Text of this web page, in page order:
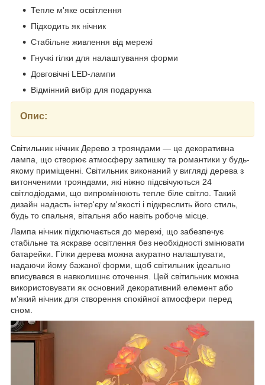
Тепле м'яке освітлення
Підходить як нічник
Стабільне живлення від мережі
Гнучкі гілки для налаштування форми
Довговічні LED-лампи
Відмінний вибір для подарунка
Опис:
Світильник нічник Дерево з трояндами — це декоративна
лампа, що створює атмосферу затишку та романтики у будь-
якому приміщенні. Світильник виконаний у вигляді дерева з
витонченими трояндами, які ніжно підсвічуються 24
світлодіодами, що випромінюють тепле біле світло. Такий
дизайн надасть інтер'єру м'якості і підкреслить його стиль,
будь то спальня, вітальня або навіть робоче місце.
Лампа нічник підключається до мережі, що забезпечує
стабільне та яскраве освітлення без необхідності змінювати
батарейки. Гілки дерева можна акуратно налаштувати,
надаючи йому бажаної форми, щоб світильник ідеально
вписувався в навколишнє оточення. Цей світильник можна
використовувати як основний декоративний елемент або
м'який нічник для створення спокійної атмосфери перед
сном.